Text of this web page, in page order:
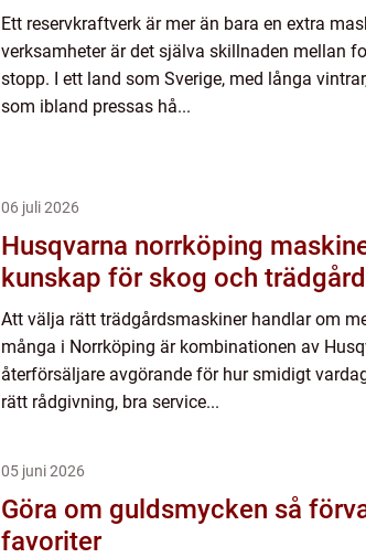
Ett reservkraftverk är mer än bara en extra
verksamheter är det själva skillnaden mellan
stopp. I ett land som Sverige, med långa
som ibland pressas hå...
06 juli 2026
Husqvarna norrköping maskiner, service och
kunskap för skog och trädgård
Att välja rätt trädgårdsmaskiner handlar om
många i Norrköping är kombinationen av
återförsäljare avgörande för hur smidigt
rätt rådgivning, bra service...
05 juni 2026
Göra om guldsmycken så förvandlas minnen till nya
favoriter